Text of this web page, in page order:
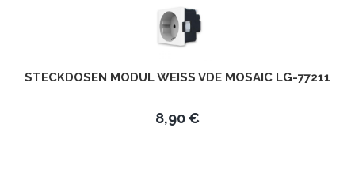
STECKDOSEN MODUL WEISS VDE MOSAIC LG-77211
8,90 €